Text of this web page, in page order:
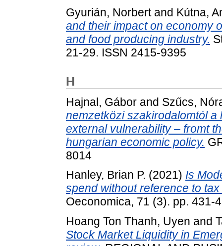
Gyurián, Norbertand Kútna,
and their impact on economy
and food producing industry.
21-29. ISSN 2415-9395
H
Hajnal, Gábor and Szűcs,
nemzetközi szakirodalomtól
external vulnerability – fromt
hungarian economic policy.
8014
Hanley, Brian P. (2021) Is
spend without reference to
Oeconomica, 71 (3). pp. 431-
Hoang Ton Thanh, Uyen and
Stock Market Liquidity in